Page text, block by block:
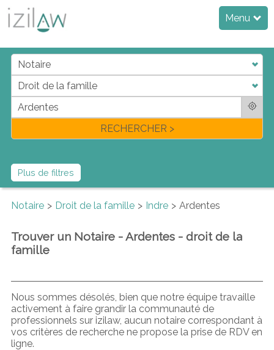
Menu
jdadi
fl
RECHERCHER >
Plus de filtres
Notaire Droit de la famille Indre Ardentes
Trouver un Notaire - Ardentes - droit de la
famille
Nous sommes désolés, bien que notre équipe travaille
activement à faire grandir la communauté de
professionnels sur izilaw, aucun notaire correspondant à
vos critères de recherche ne propose la prise de RDV en
ligne.